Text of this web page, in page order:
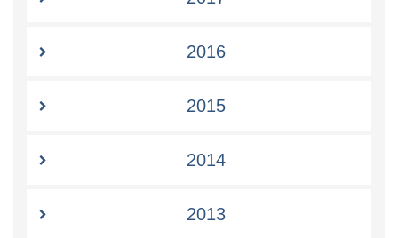
2016
2015
2014
2013